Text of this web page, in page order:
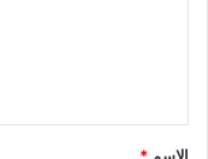
ق
الاسم *